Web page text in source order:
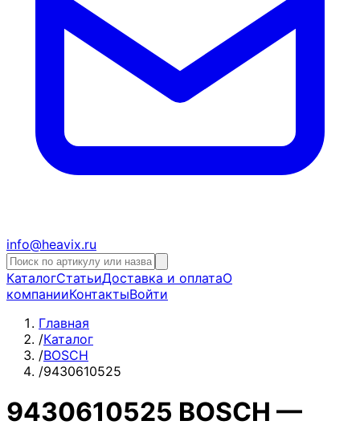
info@heavix.ru
КаталогСтатьиДоставка и оплатаО
компанииКонтактыВойти
Главная
/Каталог
/BOSCH
/9430610525
9430610525 BOSCH —